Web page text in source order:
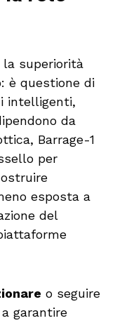
superiorità
è questione di
intelligenti,
da
Barrage-1
per
esposta a
del
o seguire
garantire